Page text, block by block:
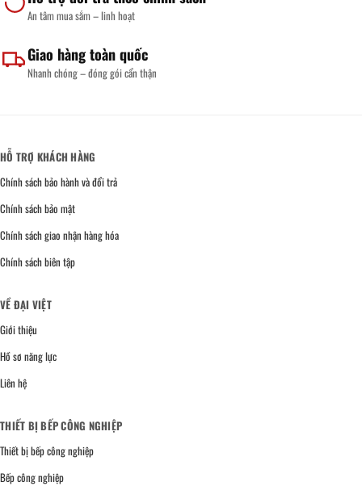
An tâm mua sắm – linh hoạt
Giao hàng toàn quốc
Nhanh chóng – đóng gói cẩn thận
HỖ TRỢ KHÁCH HÀNG
Chính sách bảo hành và đổi trả
Chính sách bảo mật
Chính sách giao nhận hàng hóa
Chính sách biên tập
VỀ ĐẠI VIỆT
Giới thiệu
Hồ sơ năng lực
Liên hệ
THIẾT BỊ BẾP CÔNG NGHIỆP
Thiết bị bếp công nghiệp
Bếp công nghiệp